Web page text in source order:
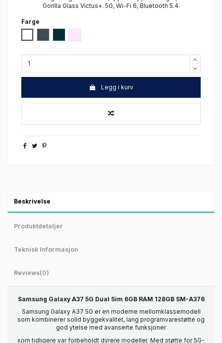
Gorilla Glass Victus+. 5G, Wi-Fi 6, Bluetooth 5.4.
Farge
Legg i kurv
Beskrivelse
Produktdetaljer
Teknisk Informasjon
Reviews(0)
Samsung Galaxy A37 5G Dual Sim 6GB RAM 128GB SM-A376
Samsung Galaxy A37 5G er en moderne mellomklassemodell
som kombinerer solid byggekvalitet, lang programvarestøtte og
god ytelse med avanserte funksjoner
som tidligere var forbeholdt dyrere modeller. Med støtte for 5G-